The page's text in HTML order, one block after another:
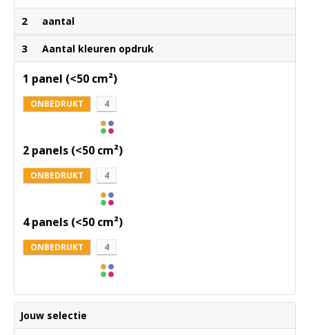
2 aantal
3 Aantal kleuren opdruk
1 panel (<50 cm²)
ONBEDRUKT 4
2 panels (<50 cm²)
ONBEDRUKT 4
4 panels (<50 cm²)
ONBEDRUKT 4
Jouw selectie